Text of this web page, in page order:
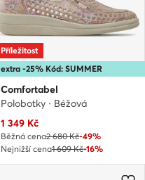
extra -25% Kód: SUMMER
Příležitost
Comfortabel
Polobotky · Béžová
Aktuální cena
1 349 Kč
Běžná cena2 680 Kč-49%
Nejnižší cena1 609 Kč-16%